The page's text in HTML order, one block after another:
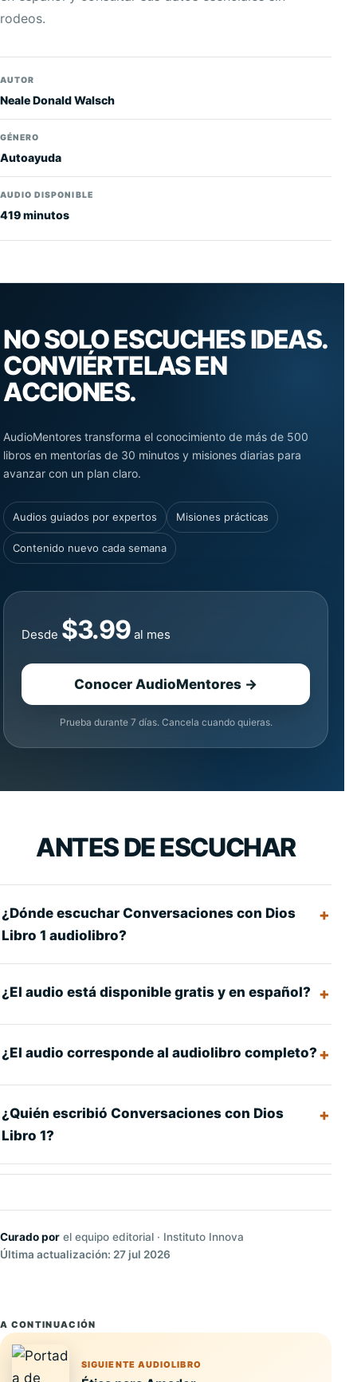
rodeos.
AUTOR
Neale Donald Walsch
GÉNERO
Autoayuda
AUDIO DISPONIBLE
419 minutos
NO SOLO ESCUCHES IDEAS.
CONVIÉRTELAS EN
ACCIONES.
AudioMentores transforma el conocimiento de más de 500
libros en mentorías de 30 minutos y misiones diarias para
avanzar con un plan claro.
Audios guiados por expertos Misiones prácticas
Contenido nuevo cada semana
Desde $3.99al mes
Conocer AudioMentores →
Prueba durante 7 días. Cancela cuando quieras.
ANTES DE ESCUCHAR
¿Dónde escuchar Conversaciones con Dios
Libro 1 audiolibro?
¿El audio está disponible gratis y en español?
¿El audio corresponde al audiolibro completo?
¿Quién escribió Conversaciones con Dios
Libro 1?
Curado por el equipo editorial · Instituto Innova
Última actualización: 27 jul 2026
A CONTINUACIÓN
SIGUIENTE AUDIOLIBRO